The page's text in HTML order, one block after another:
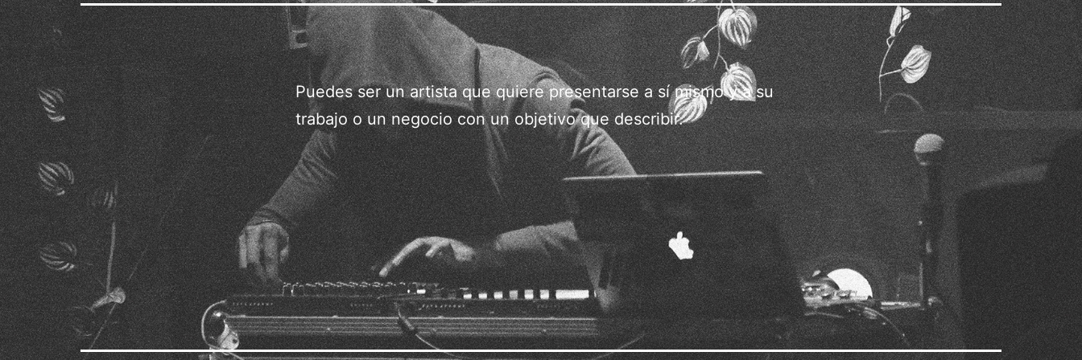
Puedes ser un artista que quiere presentarse a sí mismo y a su
trabajo o un negocio con un objetivo que describir.